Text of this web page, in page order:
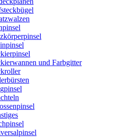
und Farbgitter